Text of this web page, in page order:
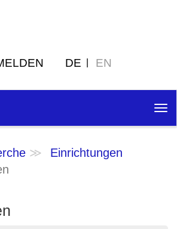
DE EN
Einrichtungen